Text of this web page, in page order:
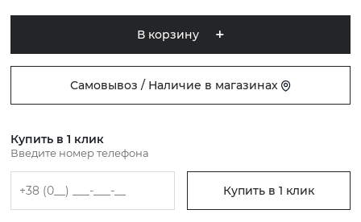
В корзину
Самовывоз / Наличие в магазинах
Купить в 1 клик
Введите номер телефона
Купить в 1 клик